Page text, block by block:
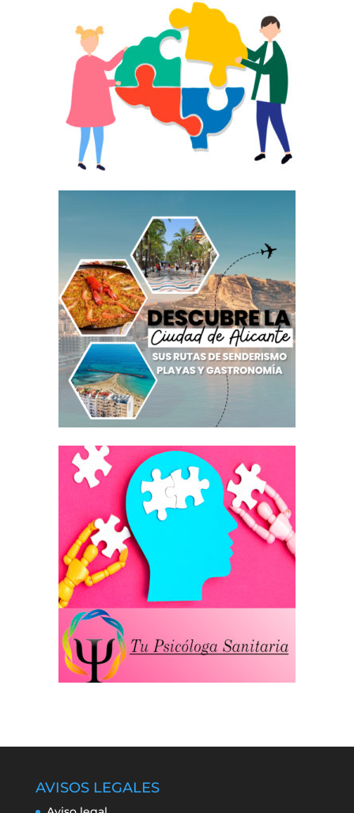
AVISOS LEGALES